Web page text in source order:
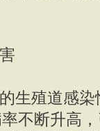
殖道感染
不断升高